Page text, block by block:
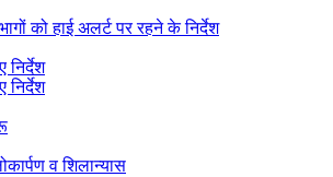
को हाई अलर्ट पर रहने के निर्देश
व शिलान्यास